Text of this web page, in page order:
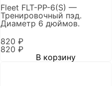
Fleet FLT-PP-6(S) —
Тренировочный пэд.
Диаметр 6 дюймов.
820 ₽
820 ₽
В корзину